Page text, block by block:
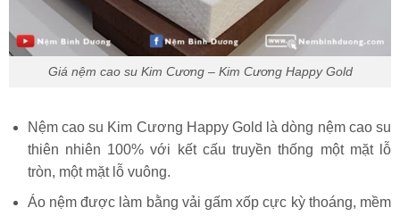
Giá nệm cao su Kim Cương – Kim Cương Happy Gold
Nệm cao su Kim Cương Happy Gold là dòng nệm cao su
thiên nhiên 100% với kết cấu truyền thống một mặt lỗ
tròn, một mặt lỗ vuông.
Áo nệm được làm bằng vải gấm xốp cực kỳ thoáng, mềm